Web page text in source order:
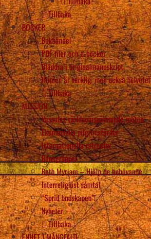
Tillbaka
BÖCKER
Bokhandel
PDF-filer och e-böcker
Bläddra i originalmanuskript
Himlen är verklig, men också helvetet
Tillbaka
MISSION
Vassulas världsomspännande möten
Ekumeniska pilgrimsfärder
Internationella retreater
Bönegrupper
Beth Myriam – Hjälp de behövande
Interreligiöst samtal
“Sprid budskapen”!
Nyheter
Tillbaka